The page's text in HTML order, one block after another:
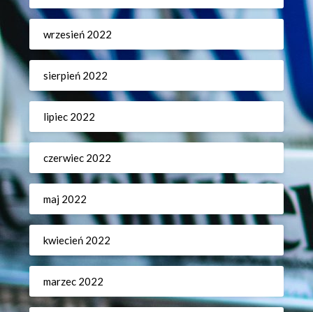
wrzesień 2022
sierpień 2022
lipiec 2022
czerwiec 2022
maj 2022
kwiecień 2022
marzec 2022